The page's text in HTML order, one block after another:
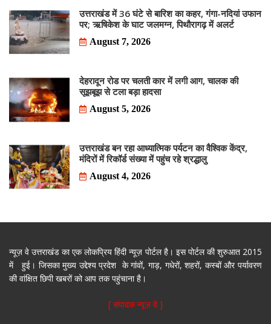
उत्तराखंड में 36 घंटे से बारिश का कहर, गंगा-नदियां उफान
पर; ऋषिकेश के घाट जलमग्न, पिथौरागढ़ में अलर्ट
August 7, 2026
देहरादून रोड पर चलती कार में लगी आग, चालक की
सूझबूझ से टला बड़ा हादसा
August 5, 2026
उत्तराखंड बन रहा आध्यात्मिक पर्यटन का वैश्विक केंद्र,
मंदिरों में रिकॉर्ड संख्या में पहुंच रहे श्रद्धालु
August 4, 2026
न्यूज़ वे उत्तराखंड का एक लोकप्रिय हिंदी न्यूज़ पोर्टल है। इस पोर्टल की शुरुआत 2015
में हुई। जिसका मुख्य उद्देश्य प्रदेश के गांवों, गाड़, गधेरों, शहरों, कस्बों और पर्यावरण
की वांक्षित छिपी खबरों को आप तक पहुंचाना है।
[ संपादक न्यूज़ वे ]